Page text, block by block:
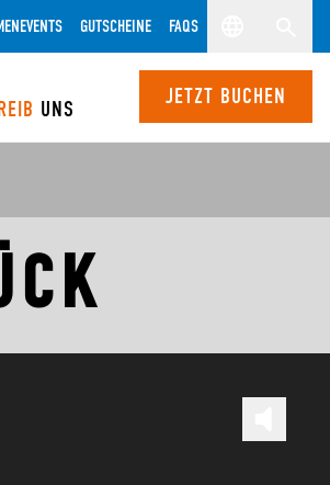
GUTSCHEINE FAQS
UNS
JETZT BUCHEN